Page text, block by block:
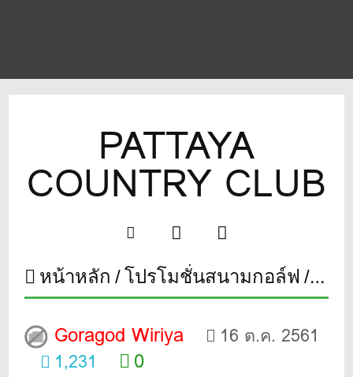
PATTAYA
COUNTRY CLUB
หน้าหลัก โปรโมชั่นสนามกอล์ฟ
Goragod Wiriya
16 ต.ค. 2561
1,231
0